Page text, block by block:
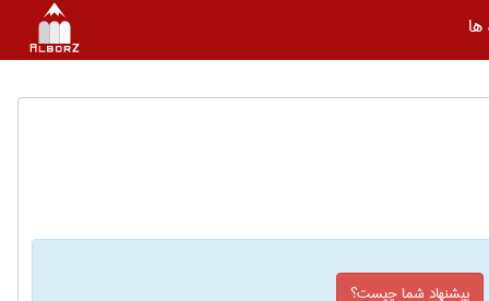
پیشنهاد شما چیست؟